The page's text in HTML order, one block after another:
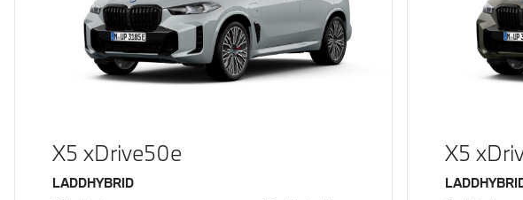
X5 xDrive50e
Bränsle
LADDHYBRID
X5
Bränsle